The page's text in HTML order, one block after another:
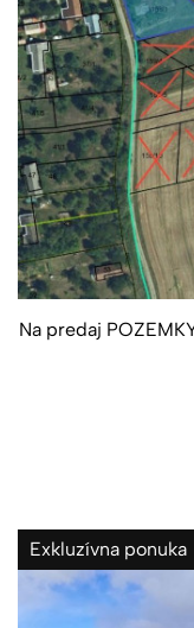
Na predaj
Exkluzívna ponuka